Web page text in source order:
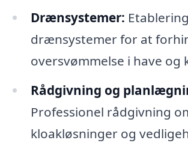
Drænsystemer:
drænsystemer for at
oversvømmelse i have og
Rådgivning og
Professionel rådgivning
kloakløsninger og